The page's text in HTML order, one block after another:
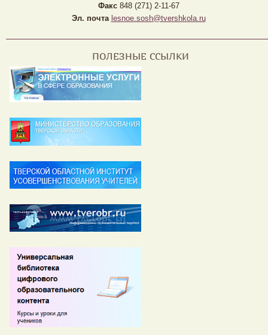
Факс848 (271) 2-11-67
Эл. почта lesnoe.sosh@tvershkola.ru
ПОЛЕЗНЫЕ ССЫЛКИ